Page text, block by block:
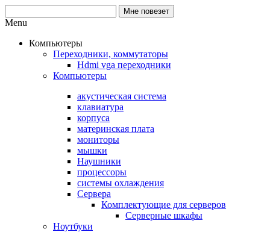
Menu
Компьютеры
Переходники, коммутаторы
Hdmi vga переходники
Компьютеры
акустическая система
клавиатура
корпуса
материнская плата
мониторы
мышки
Наушники
процессоры
системы охлаждения
Сервера
Комплектующие для серверов
Серверные шкафы
Ноутбуки